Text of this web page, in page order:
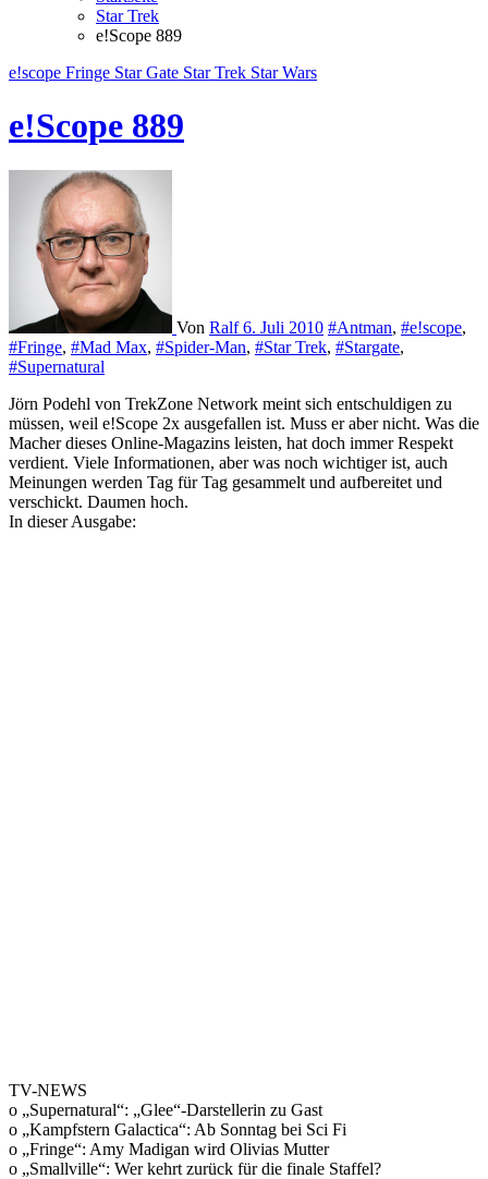
Star Trek
e!Scope 889
e!scope Fringe Star Gate Star Trek Star Wars
e!Scope 889
Von Ralf6. Juli 2010 #Antman, #e!scope,
#Fringe, #Mad Max, #Spider-Man, #Star Trek, #Stargate,
#Supernatural
Jörn Podehl von TrekZone Network meint sich entschuldigen zu
müssen, weil e!Scope 2x ausgefallen ist. Muss er aber nicht. Was die
Macher dieses Online-Magazins leisten, hat doch immer Respekt
verdient. Viele Informationen, aber was noch wichtiger ist, auch
Meinungen werden Tag für Tag gesammelt und aufbereitet und
verschickt. Daumen hoch.
In dieser Ausgabe:
TV-NEWS
o „Supernatural“: „Glee“-Darstellerin zu Gast
o „Kampfstern Galactica“: Ab Sonntag bei Sci Fi
o „Fringe“: Amy Madigan wird Olivias Mutter
o „Smallville“: Wer kehrt zurück für die finale Staffel?